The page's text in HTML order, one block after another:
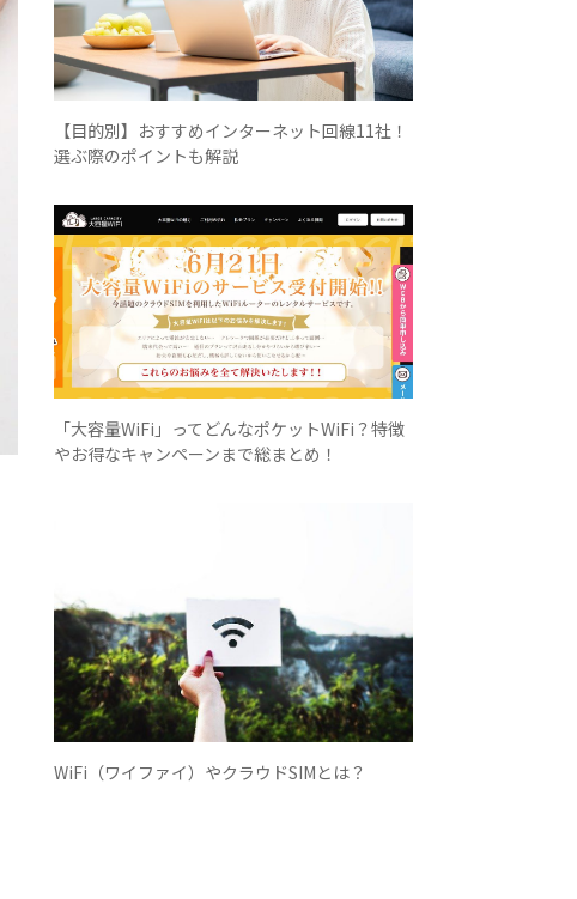
【目的別】おすすめインターネット回線11社！
選ぶ際のポイントも解説
「大容量WiFi」ってどんなポケットWiFi？特徴
やお得なキャンペーンまで総まとめ！
WiFi（ワイファイ）やクラウドSIMとは？